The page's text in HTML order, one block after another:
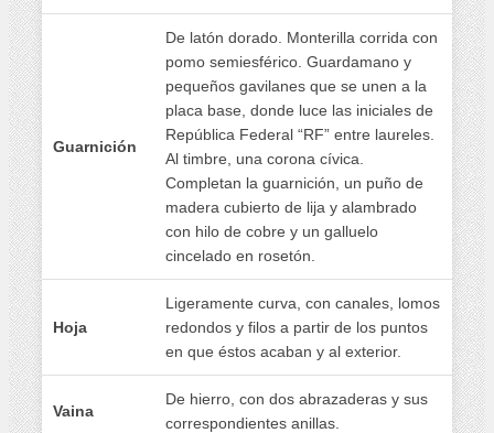
Guarnición
De latón dorado. Monterilla corrida con
pomo semiesférico. Guardamano y
pequeños gavilanes que se unen a la
placa base, donde luce las iniciales de
República Federal “RF” entre laureles.
Al timbre, una corona cívica.
Completan la guarnición, un puño de
madera cubierto de lija y alambrado
con hilo de cobre y un galluelo
cincelado en rosetón.
Hoja
Ligeramente curva, con canales, lomos
redondos y filos a partir de los puntos
en que éstos acaban y al exterior.
Vaina
De hierro, con dos abrazaderas y sus
correspondientes anillas.